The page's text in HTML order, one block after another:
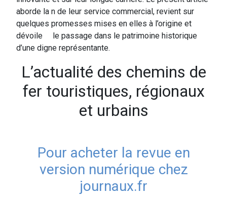
aborde la n de leur service commercial, revient sur
quelques promesses mises en elles à l’origine et
dévoile le passage dans le patrimoine historique
d’une digne représentante.
L’actualité des chemins de
fer touristiques, régionaux
et urbains
Pour acheter la revue en
version numérique chez
journaux.fr